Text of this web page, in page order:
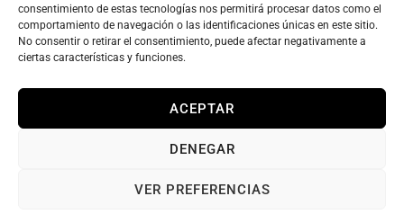
consentimiento de estas tecnologías nos permitirá procesar datos como el
comportamiento de navegación o las identificaciones únicas en este sitio.
No consentir o retirar el consentimiento, puede afectar negativamente a
ciertas características y funciones.
ACEPTAR
DENEGAR
VER PREFERENCIAS
Contacto
Política de cookies UE
Copyright © 2026 Plato Canario |Diseño web
llesestudiocreatvo.com